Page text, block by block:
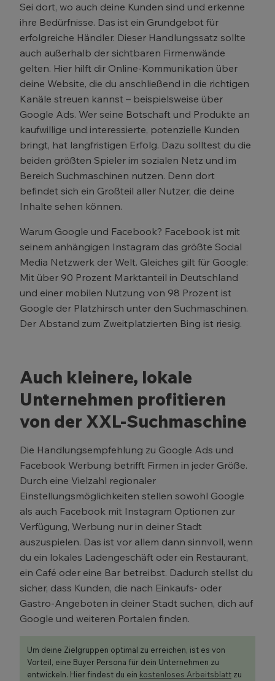
Sei dort, wo auch deine Kunden sind und erkenne
ihre Bedürfnisse. Das ist ein Grundgebot für
erfolgreiche Händler. Dieser Handlungssatz sollte
auch außerhalb der sichtbaren Firmenwände
gelten. Hier hilft dir Online-Kommunikation über
deine Website, die du anschließend in die richtigen
Kanäle streuen kannst – beispielsweise über
Google Ads. Wer seine Botschaft und Produkte an
kaufwillige und interessierte, potenzielle Kunden
bringt, hat langfristigen Erfolg. Dazu solltest du die
beiden größten Spieler im sozialen Netz und im
Bereich Suchmaschinen nutzen. Denn dort
befindet sich ein Großteil aller Nutzer, die deine
Inhalte sehen können.
Warum Google und Facebook? Facebook ist mit
seinem anhängigen Instagram das größte Social
Media Netzwerk der Welt. Gleiches gilt für Google:
Mit über 90 Prozent Marktanteil in Deutschland
und einer mobilen Nutzung von 98 Prozent ist
Google der Platzhirsch unter den Suchmaschinen.
Der Abstand zum Zweitplatzierten Bing ist riesig.
Auch kleinere, lokale
Unternehmen profitieren
von der XXL-Suchmaschine
Die Handlungsempfehlung zu Google Ads und
Facebook Werbung betrifft Firmen in jeder Größe.
Durch eine Vielzahl regionaler
Einstellungsmöglichkeiten stellen sowohl Google
als auch Facebook mit Instagram Optionen zur
Verfügung, Werbung nur in deiner Stadt
auszuspielen. Das ist vor allem dann sinnvoll, wenn
du ein lokales Ladengeschäft oder ein Restaurant,
ein Café oder eine Bar betreibst. Dadurch stellst du
sicher, dass Kunden, die nach Einkaufs- oder
Gastro-Angeboten in deiner Stadt suchen, dich auf
Google und weiteren Portalen finden.
Um deine Zielgruppen optimal zu erreichen, ist es von
Vorteil, eine Buyer Persona für dein Unternehmen zu
entwickeln. Hier findest du ein kostenloses Arbeitsblatt zu